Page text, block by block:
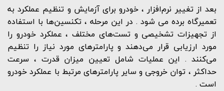
بعد از تغییر نرم‌افزار ، خودرو برای آزمایش و تنظیم عملکرد به
تعمیرگاه برده می شود . در این مرحله ، تکنسین‌ها با استفاده
از تجهیزات تشخیصی و تست‌های مختلف ، عملکرد خودرو را
مورد ارزیابی قرار می‌دهند و پارامترهای مورد نیاز را تنظیم
می‌کنند . این عملیات شامل تعیین میزان قدرت ، سرعت
حداکثر ، توان خروجی و سایر پارامترهای مرتبط با عملکرد خودرو
است .